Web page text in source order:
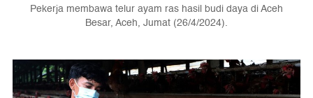
Pekerja membawa telur ayam ras hasil budi daya di Aceh
Besar, Aceh, Jumat (26/4/2024).